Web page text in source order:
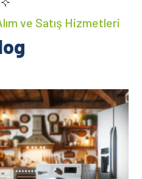
ve Satış Hizmetleri